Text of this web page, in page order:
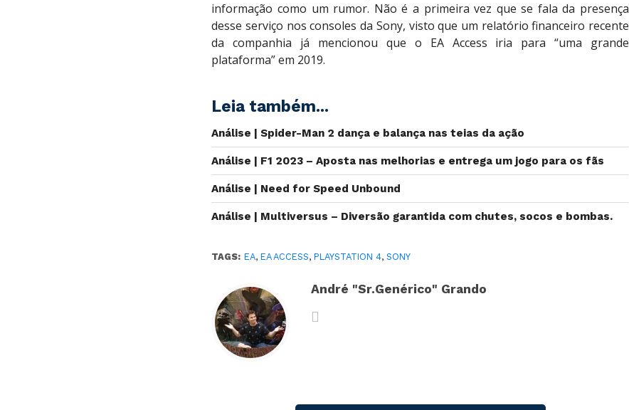
informação como um rumor. Não é a primeira vez que se fala da presença
desse serviço nos consoles da Sony, visto que um relatório financeiro recente
da companhia já mencionou que o EA Access iria para “uma grande
plataforma” em 2019.
Leia também...
Análise | Spider-Man 2 dança e balança nas teias da ação
Análise | F1 2023 – Aposta nas melhorias e entrega um jogo para os fãs
Análise | Need for Speed Unbound
Análise | Multiversus – Diversão garantida com chutes, socos e bombas.
TAGS: EA,EA ACCESS,PLAYSTATION 4,SONY
André "Sr.Genérico" Grando